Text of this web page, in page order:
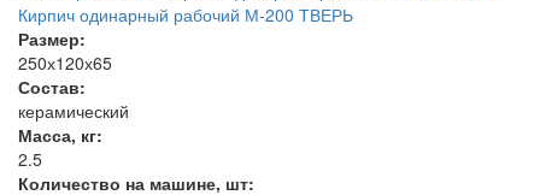
Кирпич одинарный рабочий М-200 ТВЕРЬ
Размер:
250х120х65
Состав:
керамический
Масса, кг:
2.5
Количество на машине, шт: